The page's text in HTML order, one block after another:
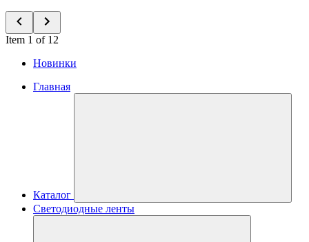
Item 1 of 12
Новинки
Главная
Каталог
Светодиодные ленты